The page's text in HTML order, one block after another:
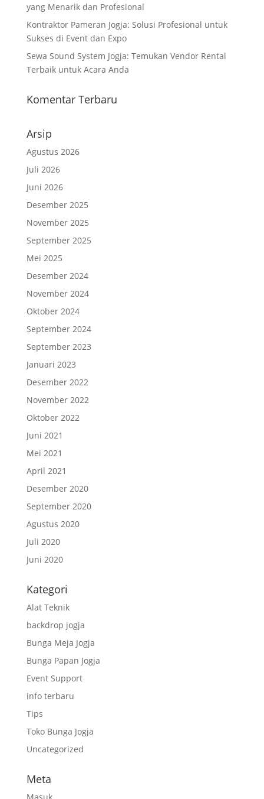
yang Menarik dan Profesional
Kontraktor Pameran Jogja: Solusi Profesional untuk
Sukses di Event dan Expo
Sewa Sound System Jogja: Temukan Vendor Rental
Terbaik untuk Acara Anda
Komentar Terbaru
Arsip
Agustus 2026
Juli 2026
Juni 2026
Desember 2025
November 2025
September 2025
Mei 2025
Desember 2024
November 2024
Oktober 2024
September 2024
September 2023
Januari 2023
Desember 2022
November 2022
Oktober 2022
Juni 2021
Mei 2021
April 2021
Desember 2020
September 2020
Agustus 2020
Juli 2020
Juni 2020
Kategori
Alat Teknik
backdrop jogja
Bunga Meja Jogja
Bunga Papan Jogja
Event Support
info terbaru
Tips
Toko Bunga Jogja
Uncategorized
Meta